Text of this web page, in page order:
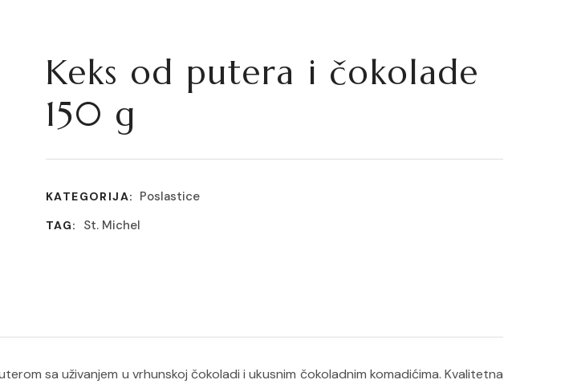
Keks od putera i čokolade
150 g
KATEGORIJA: Poslastice
TAG: St. Michel
sa uživanjem u vrhunskoj čokoladi i ukusnim čokoladnim komadićima. Kvalitetna